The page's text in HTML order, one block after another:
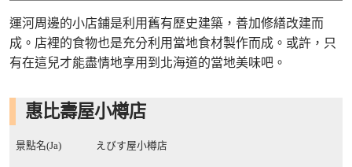
運河周邊的小店鋪是利用舊有歷史建築，善加修繕改建而
成。店裡的食物也是充分利用當地食材製作而成。或許，只
有在這兒才能盡情地享用到北海道的當地美味吧。
惠比壽屋小樽店
景點名(Ja) えびす屋小樽店